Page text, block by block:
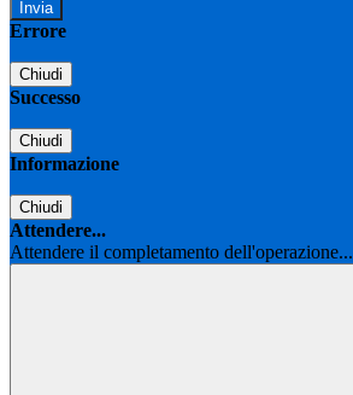
Errore
Chiudi
Successo
Chiudi
Informazione
Chiudi
Attendere...
Attendere il completamento dell'operazione...